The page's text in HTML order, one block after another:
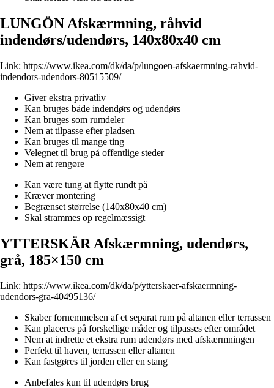
LUNGÖN Afskærmning, råhvid
indendørs/udendørs, 140x80x40 cm
Link: https://www.ikea.com/dk/da/p/lungoen-afskaermning-rahvid-
indendors-udendors-80515509/
Giver ekstra privatliv
Kan bruges både indendørs og udendørs
Kan bruges som rumdeler
Nem at tilpasse efter pladsen
Kan bruges til mange ting
Velegnet til brug på offentlige steder
Nem at rengøre
Kan være tung at flytte rundt på
Kræver montering
Begrænset størrelse (140x80x40 cm)
Skal strammes op regelmæssigt
YTTERSKÄR Afskærmning, udendørs,
grå, 185×150 cm
Link: https://www.ikea.com/dk/da/p/ytterskaer-afskaermning-
udendors-gra-40495136/
Skaber fornemmelsen af et separat rum på altanen eller terrassen
Kan placeres på forskellige måder og tilpasses efter området
Nem at indrette et ekstra rum udendørs med afskærmningen
Perfekt til haven, terrassen eller altanen
Kan fastgøres til jorden eller en stang
Anbefales kun til udendørs brug